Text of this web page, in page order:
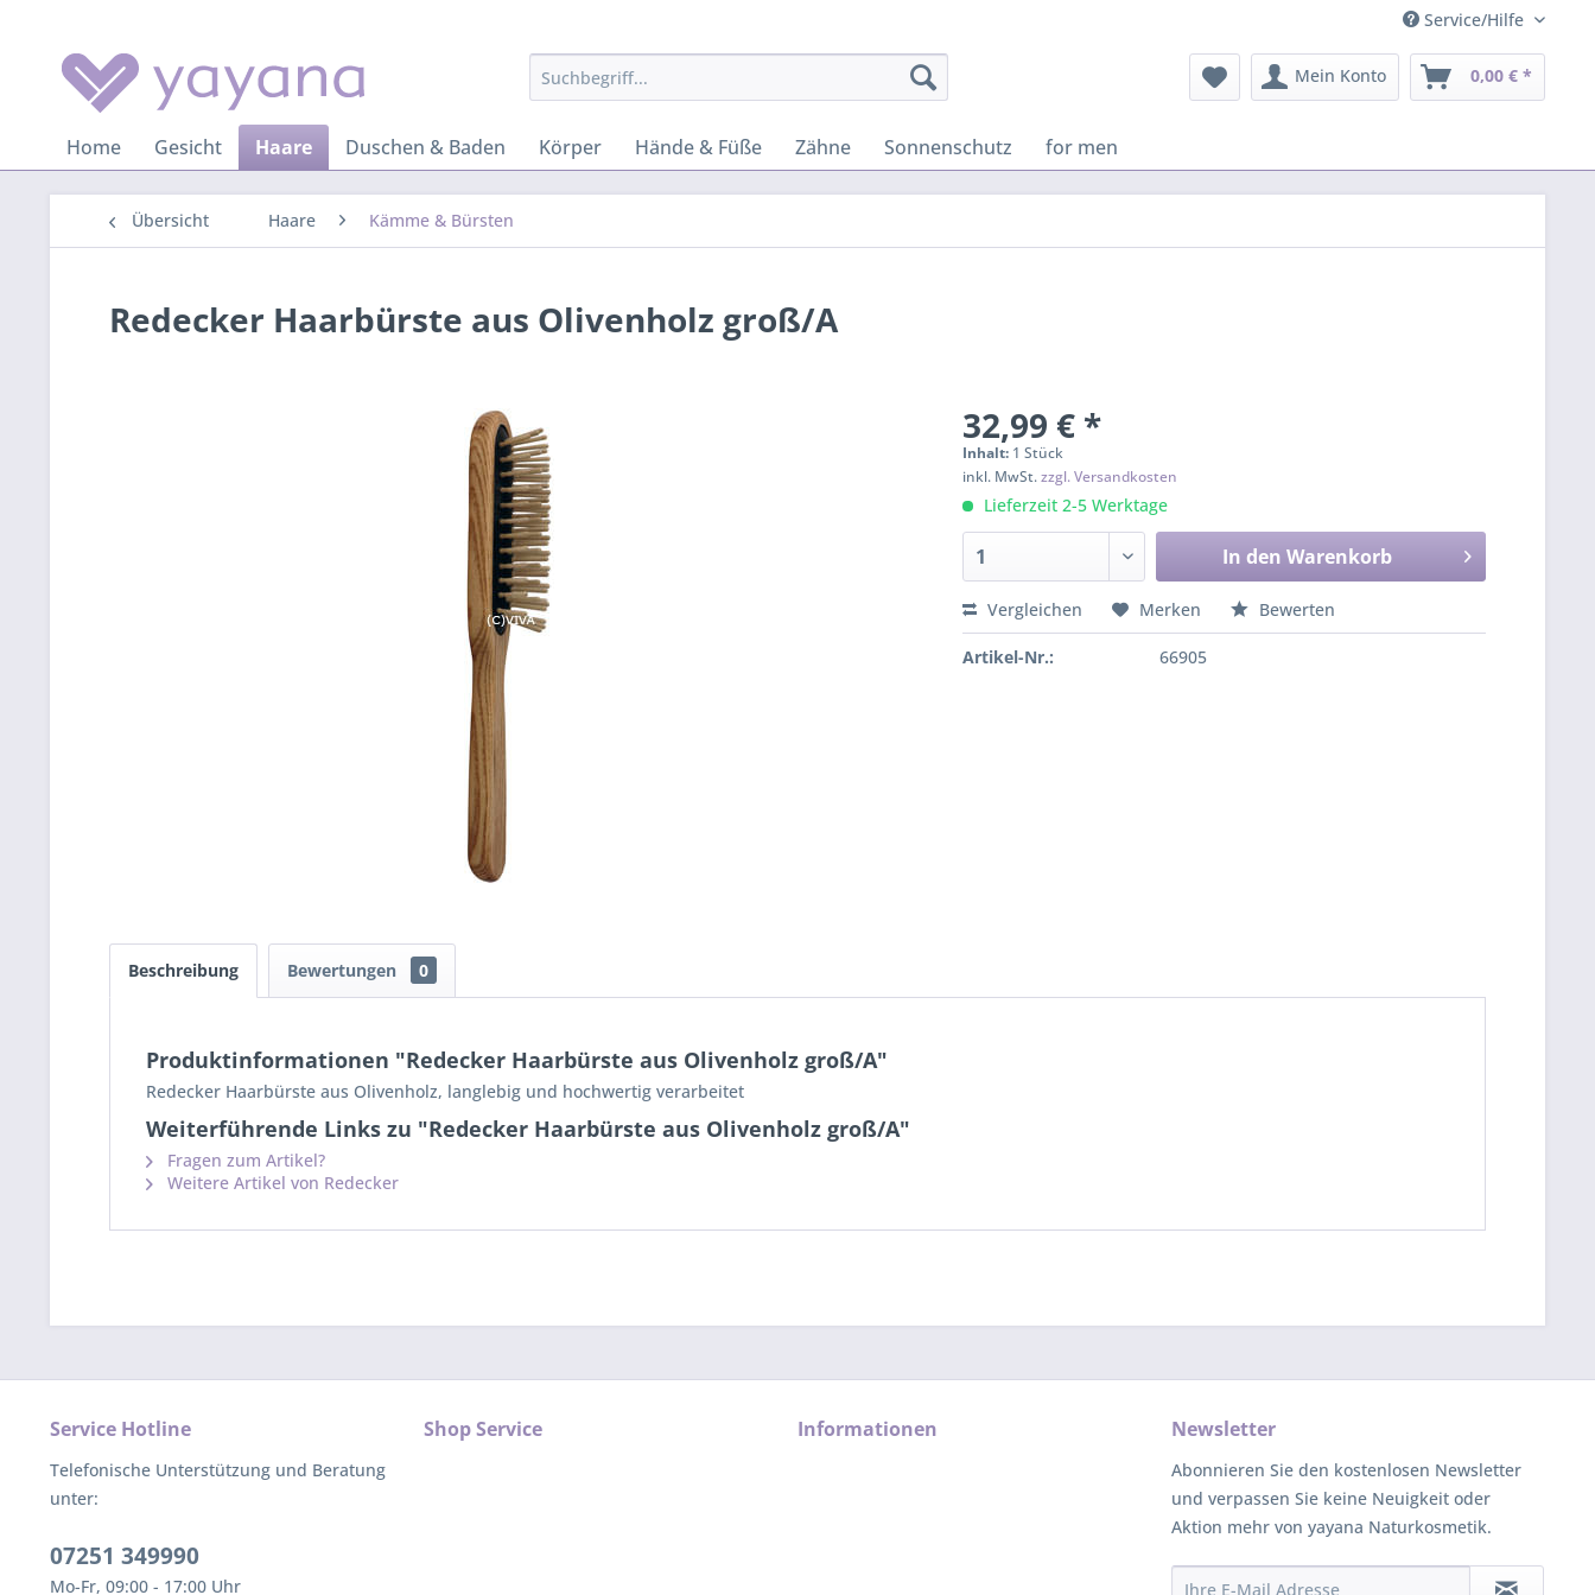
Service/Hilfe
Mein Konto 0,00 € *
Home Gesicht Haare Duschen & Baden Körper Hände & Füße Zähne Sonnenschutz for men
Übersicht Haare Kämme & Bürsten
Redecker Haarbürste aus Olivenholz groß/A
32,99 € *
Inhalt: 1 Stück
inkl. MwSt.zzgl. Versandkosten
Lieferzeit 2-5 Werktage
In den Warenkorb
Vergleichen Merken Bewerten
Artikel-Nr.: 66905
Beschreibung Bewertungen 0
Produktinformationen "Redecker Haarbürste aus Olivenholz groß/A"
Redecker Haarbürste aus Olivenholz, langlebig und hochwertig verarbeitet
Weiterführende Links zu "Redecker Haarbürste aus Olivenholz groß/A"
Fragen zum Artikel?
Weitere Artikel von Redecker
Service Hotline
Telefonische Unterstützung und Beratung
unter:
07251 349990
Mo-Fr, 09:00 - 17:00 Uhr
Shop Service Informationen Newsletter
Abonnieren Sie den kostenlosen Newsletter
und verpassen Sie keine Neuigkeit oder
Aktion mehr von yayana Naturkosmetik.